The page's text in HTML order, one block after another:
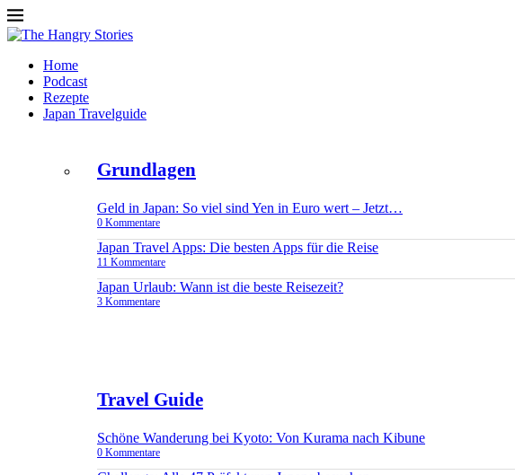
Home
Podcast
Rezepte
Japan Travelguide
Grundlagen
Geld in Japan: So viel sind Yen in Euro wert – Jetzt…
0 Kommentare
Japan Travel Apps: Die besten Apps für die Reise
11 Kommentare
Japan Urlaub: Wann ist die beste Reisezeit?
3 Kommentare
Travel Guide
Schöne Wanderung bei Kyoto: Von Kurama nach Kibune
0 Kommentare